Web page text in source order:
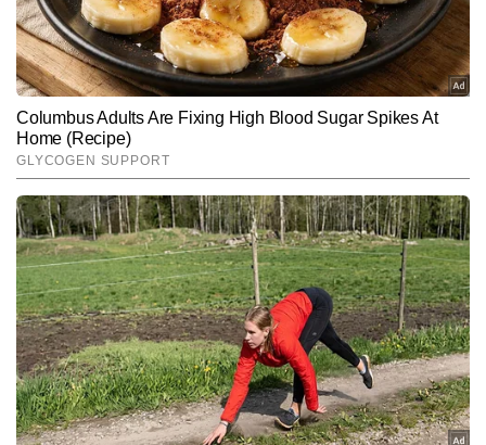
Hindi NewsEntertainmentWeb-Series
अभय AUTHOR
अभय टाइम्स नाउ नवभारत डिजिटल में एंटरटेनमेंट डेस्क पर चीफ कॉपी एडिटर हैं।
टीवी पत्रकारिता में डिप्लोमा हासिल करने वाले अभय मनोरंजन जगत की खबरों पर
मजबूत पकड़ रखते हैं। वे फिल्म, टीवी, ओटीटी और सेलिब्रिटी अपडेट्स को सरल
भाषा में और सटीक जानकारी के साथ पेश करने के लिए जाने जाते हैं। अभय
अबतक 9,000 से अधिक खबरें लिख चुके हैं। तेजी से बदलती एंटरटेनमेंट इंडस्ट्री
में खबरों को पकड़ने, रिसर्च करने और समय पर प्रकाशित करने में उनकी खास
दक्षता है।
और पढ़ें
Follow Us:
Subscribe to our daily Newsletter!